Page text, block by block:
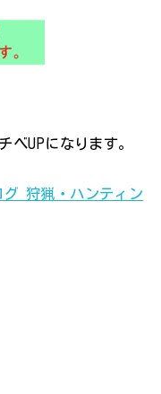
ベUPになります。